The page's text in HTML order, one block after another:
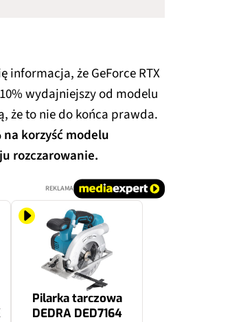
informacja, że GeForce RTX
wydajniejszy od modelu
że to nie do końca prawda.
korzyść modelu
rozczarowanie.
REKLAMA
Pilarka tarczowa
DEDRA DED7164